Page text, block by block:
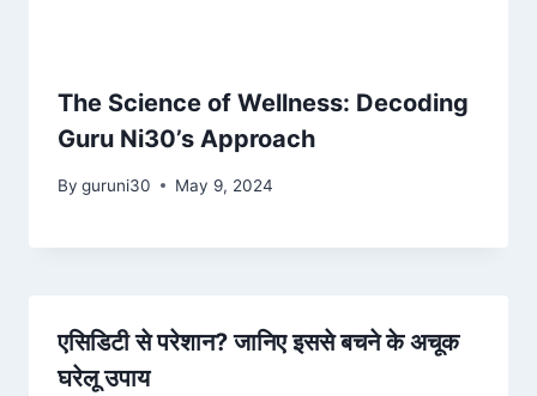
The Science of Wellness: Decoding
Guru Ni30’s Approach
By guruni30 May 9, 2024
एसिडिटी से परेशान? जानिए इससे बचने के अचूक
घरेलू उपाय